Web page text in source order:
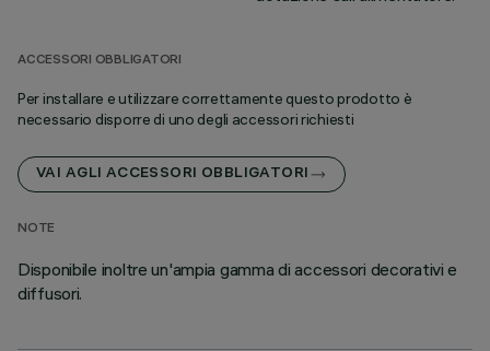
ACCESSORI OBBLIGATORI
Per installare e utilizzare correttamente questo prodotto è
necessario disporre di uno degli accessori richiesti
VAI AGLI ACCESSORI OBBLIGATORI
NOTE
Disponibile inoltre un'ampia gamma di accessori decorativi e
diffusori.